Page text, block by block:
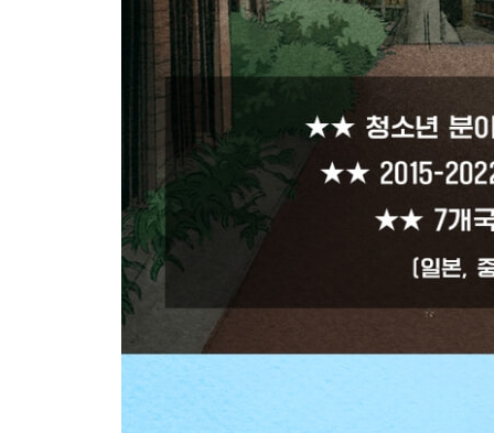
_결정적 순간, 나에게 힘을 주는 루틴
_루틴1. 흔들리지 않는 약속 : 스케줄러
_루틴2. 효율을 올리는 분석 : 타임시트
_루틴3. 진짜로 집중한 시간 : 스톱워치
_엉덩이만 뜨겁지 말고, 마음도 뜨겁게!
Beyond Story “아니, 무슨 그림 한 장이 이렇게 비싸
PART 4
마음을 붙잡는 순간, 공부는 재미있어진다
10 ‘안 되는 이유’ 늘어놓지 말고, ‘되게 할 방법’을
_공부는 조건이 아니라 마음으로 하는 것이다
_내 인생 최고의 공부하기 좋은 날은 바로 오늘이다